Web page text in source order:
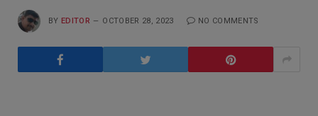
BY EDITOR OCTOBER 28, 2023 NO COMMENTS